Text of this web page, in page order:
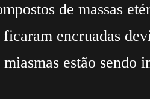
de massas
encruadas
estão sendo